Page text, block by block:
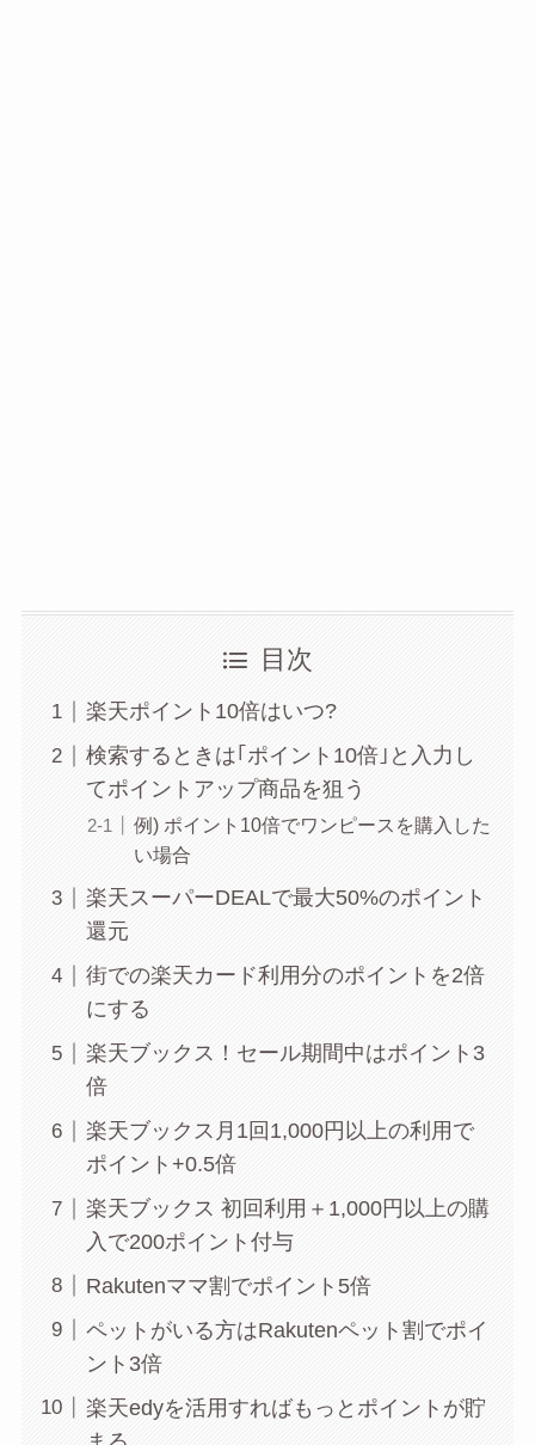
目次
楽天ポイント10倍はいつ?
検索するときは｢ポイント10倍｣と入力し
てポイントアップ商品を狙う
例) ポイント10倍でワンピースを購入した
い場合
楽天スーパーDEALで最大50%のポイント
還元
街での楽天カード利用分のポイントを2倍
にする
楽天ブックス！セール期間中はポイント3
倍
楽天ブックス月1回1,000円以上の利用で
ポイント+0.5倍
楽天ブックス 初回利用＋1,000円以上の購
入で200ポイント付与
Rakutenママ割でポイント5倍
ペットがいる方はRakutenペット割でポイ
ント3倍
楽天edyを活用すればもっとポイントが貯